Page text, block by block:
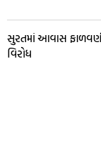
સુરતમાં આવાસ ફાળવણી
વિરોધ